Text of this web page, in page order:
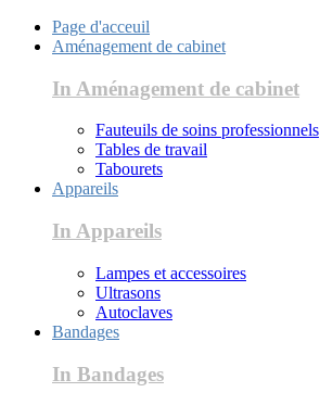
Page d'acceuil
Aménagement de cabinet
In Aménagement de cabinet
Fauteuils de soins professionnels
Tables de travail
Tabourets
Appareils
In Appareils
Lampes et accessoires
Ultrasons
Autoclaves
Bandages
In Bandages